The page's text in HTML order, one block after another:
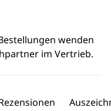
wenden
im Vertrieb.